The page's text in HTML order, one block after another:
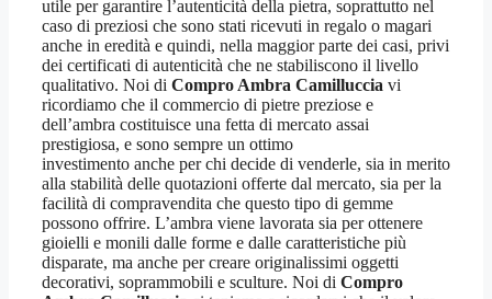
utile per garantire l’autenticità della pietra, soprattutto nel
caso di preziosi che sono stati ricevuti in regalo o magari
anche in eredità e quindi, nella maggior parte dei casi, privi
dei certificati di autenticità che ne stabiliscono il livello
qualitativo. Noi di Compro Ambra Camilluccia vi
ricordiamo che il commercio di pietre preziose e
dell’ambra costituisce una fetta di mercato assai
prestigiosa, e sono sempre un ottimo
investimento anche per chi decide di venderle, sia in merito
alla stabilità delle quotazioni offerte dal mercato, sia per la
facilità di compravendita che questo tipo di gemme
possono offrire. L’ambra viene lavorata sia per ottenere
gioielli e monili dalle forme e dalle caratteristiche più
disparate, ma anche per creare originalissimi oggetti
decorativi, soprammobili e sculture. Noi di Compro